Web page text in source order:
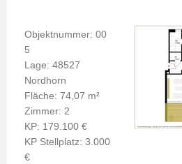
Objektnummer: 00
5
Lage: 48527
Nordhorn
Fläche: 74,07 m²
Zimmer: 2
KP: 179.100 €
KP Stellplatz: 3.000
€